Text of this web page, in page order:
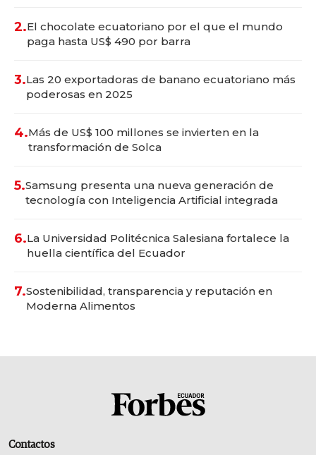
2.El chocolate ecuatoriano por el que el mundo
paga hasta US$ 490 por barra
3.Las 20 exportadoras de banano ecuatoriano más
poderosas en 2025
4.Más de US$ 100 millones se invierten en la
transformación de Solca
5.Samsung presenta una nueva generación de
tecnología con Inteligencia Artificial integrada
6.La Universidad Politécnica Salesiana fortalece la
huella científica del Ecuador
7.Sostenibilidad, transparencia y reputación en
Moderna Alimentos
Contactos